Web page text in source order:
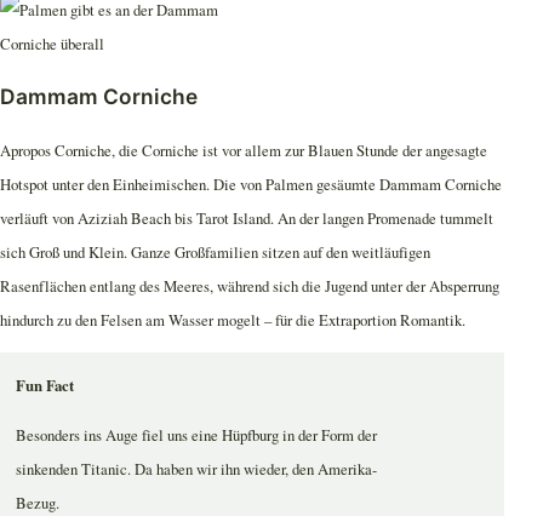
Dammam Corniche
Apropos Corniche, die Corniche ist vor allem zur Blauen Stunde der angesagte
Hotspot unter den Einheimischen. Die von Palmen gesäumte Dammam Corniche
verläuft von Aziziah Beach bis Tarot Island. An der langen Promenade tummelt
sich Groß und Klein. Ganze Großfamilien sitzen auf den weitläufigen
Rasenflächen entlang des Meeres, während sich die Jugend unter der Absperrung
hindurch zu den Felsen am Wasser mogelt – für die Extraportion Romantik.
Fun Fact
Besonders ins Auge fiel uns eine Hüpfburg in der Form der
sinkenden Titanic. Da haben wir ihn wieder, den Amerika-
Bezug.